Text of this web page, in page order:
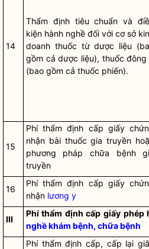
14
Thẩm định tiêu chuẩn và
kiện hành nghềđối với cơ sở
doanh thuốc từ dược liệu
gồm cả dược liệu), thuốc đông
(bao gồm cả thuốc phiến).
15
Phí thẩm định cấp giấy
nhận bài thuốc gia truyền
phương pháp chữa bệnh
truyền
16
Phí thẩm định cấp giấy
nhận lương y
III
Phí thẩm định cấp giấy phép
nghề khám bệnh, chữa bệnh
Phí thẩm định cấp, cấp lại